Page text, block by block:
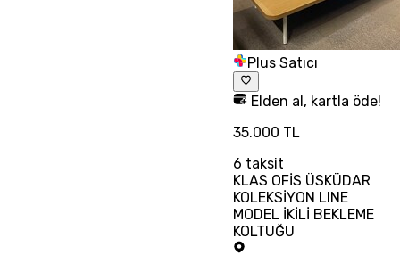
Plus Satıcı
Elden al, kartla öde!
35.000 TL
6 taksit
KLAS OFİS ÜSKÜDAR
KOLEKSİYON LINE
MODEL İKİLİ BEKLEME
KOLTUĞU